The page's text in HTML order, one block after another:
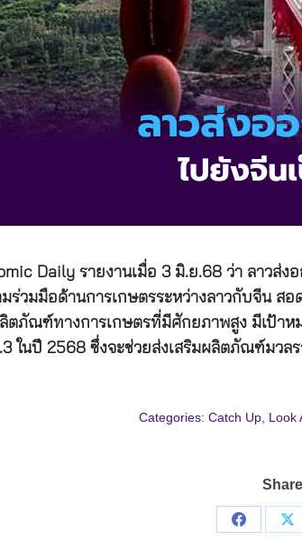
Daily รายงานเมื่อ 3 มิ.ย.68 ว่า ลาว
มร่วมมือด้านการเกษตรระหว่างลาวกับจีน
ตภัณฑ์ทางการเกษตรที่มีศักยภาพสูง มีเป้าห
ในปี 2568 ซึ่งจะช่วยส่งเสริมผลิตภัณฑ์มวล
Categories: Catch Up Look
Share